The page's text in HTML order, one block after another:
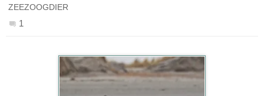
ZEEZOOGDIER
1